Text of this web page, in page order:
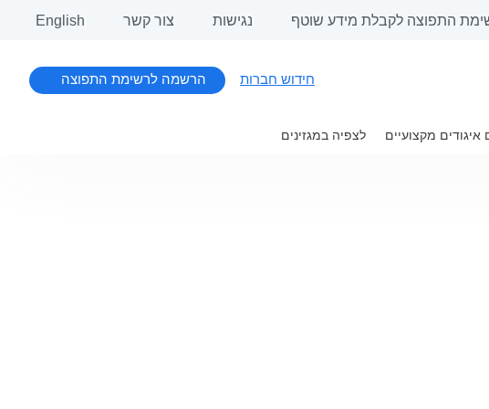
English צור קשר נגישות התפוצה לקבלת מידע שוטף
חידוש חברות הרשמה לרשימת התפוצה
מקצועיים לצפיה במגזינים